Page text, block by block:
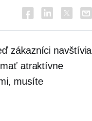
zákazníci navštívia
atraktívne
musíte